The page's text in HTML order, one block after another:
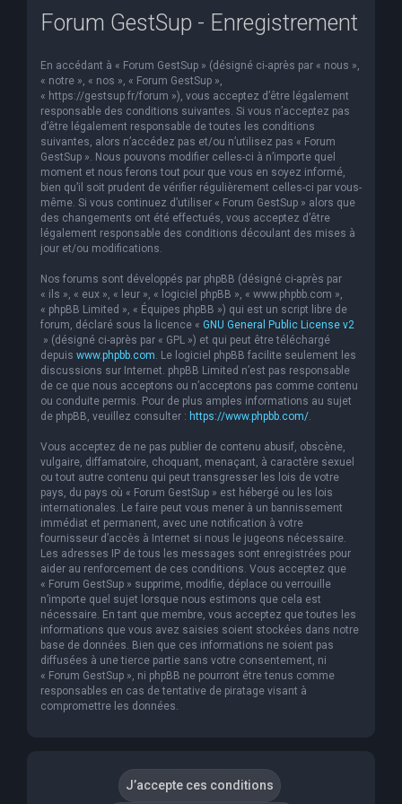
Forum GestSup - Enregistrement
En accédant à « Forum GestSup » (désigné ci-après par « nous »,
« notre », « nos », « Forum GestSup »,
« https://gestsup.fr/forum »), vous acceptez d’être légalement
responsable des conditions suivantes. Si vous n’acceptez pas
d’être légalement responsable de toutes les conditions
suivantes, alors n’accédez pas et/ou n’utilisez pas « Forum
GestSup ». Nous pouvons modifier celles-ci à n’importe quel
moment et nous ferons tout pour que vous en soyez informé,
bien qu’il soit prudent de vérifier régulièrement celles-ci par vous-
même. Si vous continuez d’utiliser « Forum GestSup » alors que
des changements ont été effectués, vous acceptez d’être
légalement responsable des conditions découlant des mises à
jour et/ou modifications.
Nos forums sont développés par phpBB (désigné ci-après par
« ils », « eux », « leur », « logiciel phpBB », « www.phpbb.com »,
« phpBB Limited », « Équipes phpBB ») qui est un script libre de
forum, déclaré sous la licence « GNU General Public License v2
» (désigné ci-après par « GPL ») et qui peut être téléchargé
depuis www.phpbb.com. Le logiciel phpBB facilite seulement les
discussions sur Internet. phpBB Limited n’est pas responsable
de ce que nous acceptons ou n’acceptons pas comme contenu
ou conduite permis. Pour de plus amples informations au sujet
de phpBB, veuillez consulter : https://www.phpbb.com/.
Vous acceptez de ne pas publier de contenu abusif, obscène,
vulgaire, diffamatoire, choquant, menaçant, à caractère sexuel
ou tout autre contenu qui peut transgresser les lois de votre
pays, du pays où « Forum GestSup » est hébergé ou les lois
internationales. Le faire peut vous mener à un bannissement
immédiat et permanent, avec une notification à votre
fournisseur d’accès à Internet si nous le jugeons nécessaire.
Les adresses IP de tous les messages sont enregistrées pour
aider au renforcement de ces conditions. Vous acceptez que
« Forum GestSup » supprime, modifie, déplace ou verrouille
n’importe quel sujet lorsque nous estimons que cela est
nécessaire. En tant que membre, vous acceptez que toutes les
informations que vous avez saisies soient stockées dans notre
base de données. Bien que ces informations ne soient pas
diffusées à une tierce partie sans votre consentement, ni
« Forum GestSup », ni phpBB ne pourront être tenus comme
responsables en cas de tentative de piratage visant à
compromettre les données.